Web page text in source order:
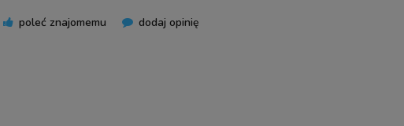
Cena nie zawiera ewentualnych kosztów
poleć znajomemu dodaj opinię